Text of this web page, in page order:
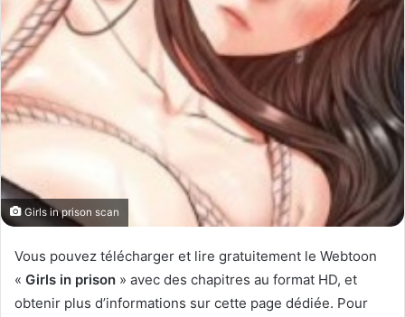
Girls in prison scan
Vous pouvez télécharger et lire gratuitement le Webtoon
« Girls in prison » avec des chapitres au format HD, et
obtenir plus d’informations sur cette page dédiée. Pour